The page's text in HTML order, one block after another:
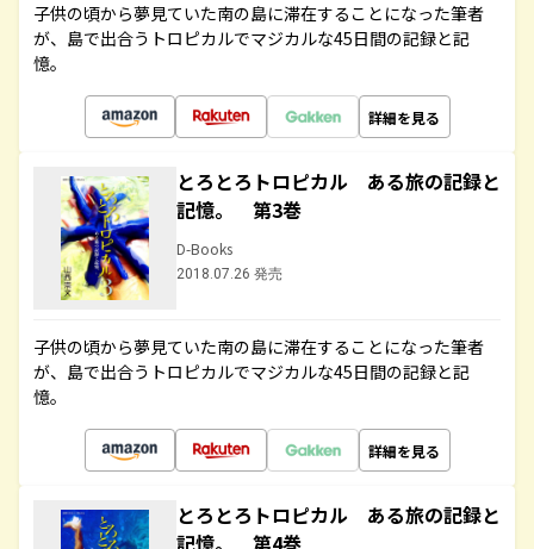
子供の頃から夢見ていた南の島に滞在することになった筆者
が、島で出合うトロピカルでマジカルな45日間の記録と記
憶。
詳細を見る
とろとろトロピカル ある旅の記録と
記憶。 第3巻
D-Books
2018.07.26 発売
子供の頃から夢見ていた南の島に滞在することになった筆者
が、島で出合うトロピカルでマジカルな45日間の記録と記
憶。
詳細を見る
とろとろトロピカル ある旅の記録と
記憶。 第4巻